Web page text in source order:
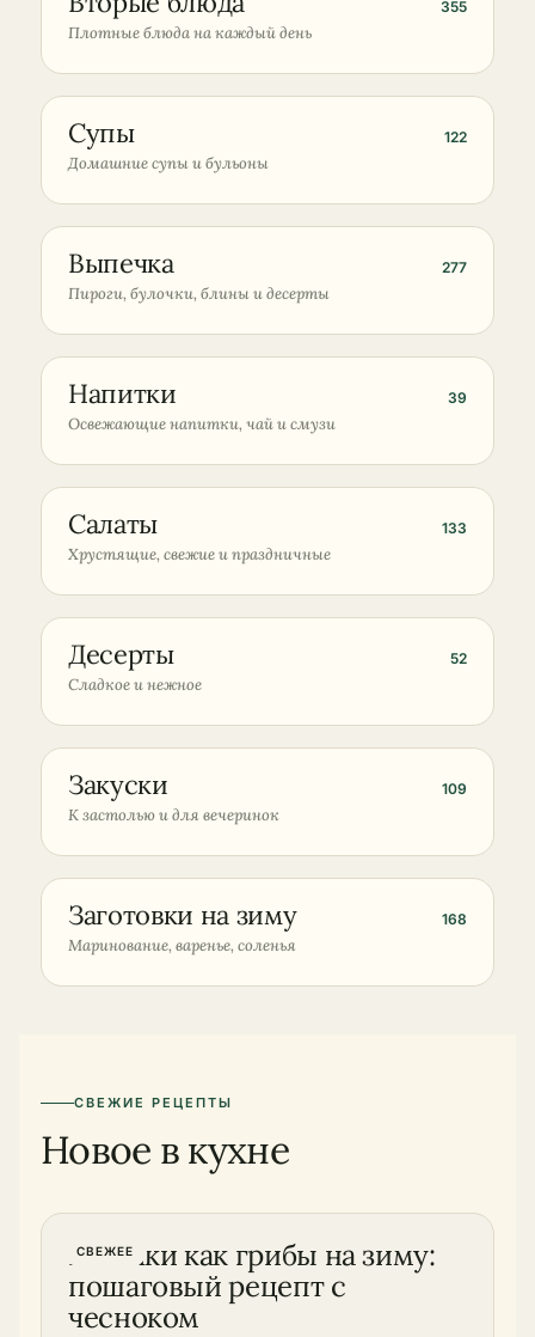
№01 355
Плотные блюда на каждый день
№02
Супы 122
Домашние супы и бульоны
№03
Выпечка 277
Пироги, булочки, блины и десерты
№04
Напитки 39
Освежающие напитки, чай и смузи
№05
Салаты 133
Хрустящие, свежие и праздничные
№06
Десерты 52
Сладкое и нежное
№07
Закуски 109
К застолью и для вечеринок
№08
Заготовки на зиму 168
Маринование, варенье, соленья
СВЕЖИЕ РЕЦЕПТЫ
Новое в кухне
СВЕЖЕЕ
Кабачки как грибы на зиму:
пошаговый рецепт с
чесноком